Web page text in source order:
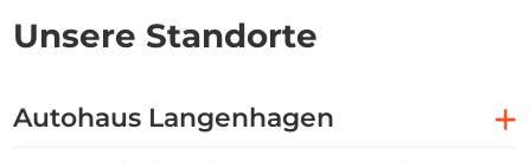
Unsere Standorte
Autohaus Langenhagen